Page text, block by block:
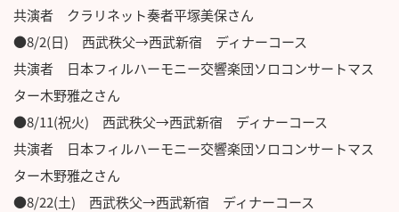
共演者 クラリネット奏者平塚美保さん
●8/2(日) 西武秩父→西武新宿 ディナーコース
共演者 日本フィルハーモニー交響楽団ソロコンサートマス
ター木野雅之さん
●8/11(祝火) 西武秩父→西武新宿 ディナーコース
共演者 日本フィルハーモニー交響楽団ソロコンサートマス
ター木野雅之さん
●8/22(土) 西武秩父→西武新宿 ディナーコース